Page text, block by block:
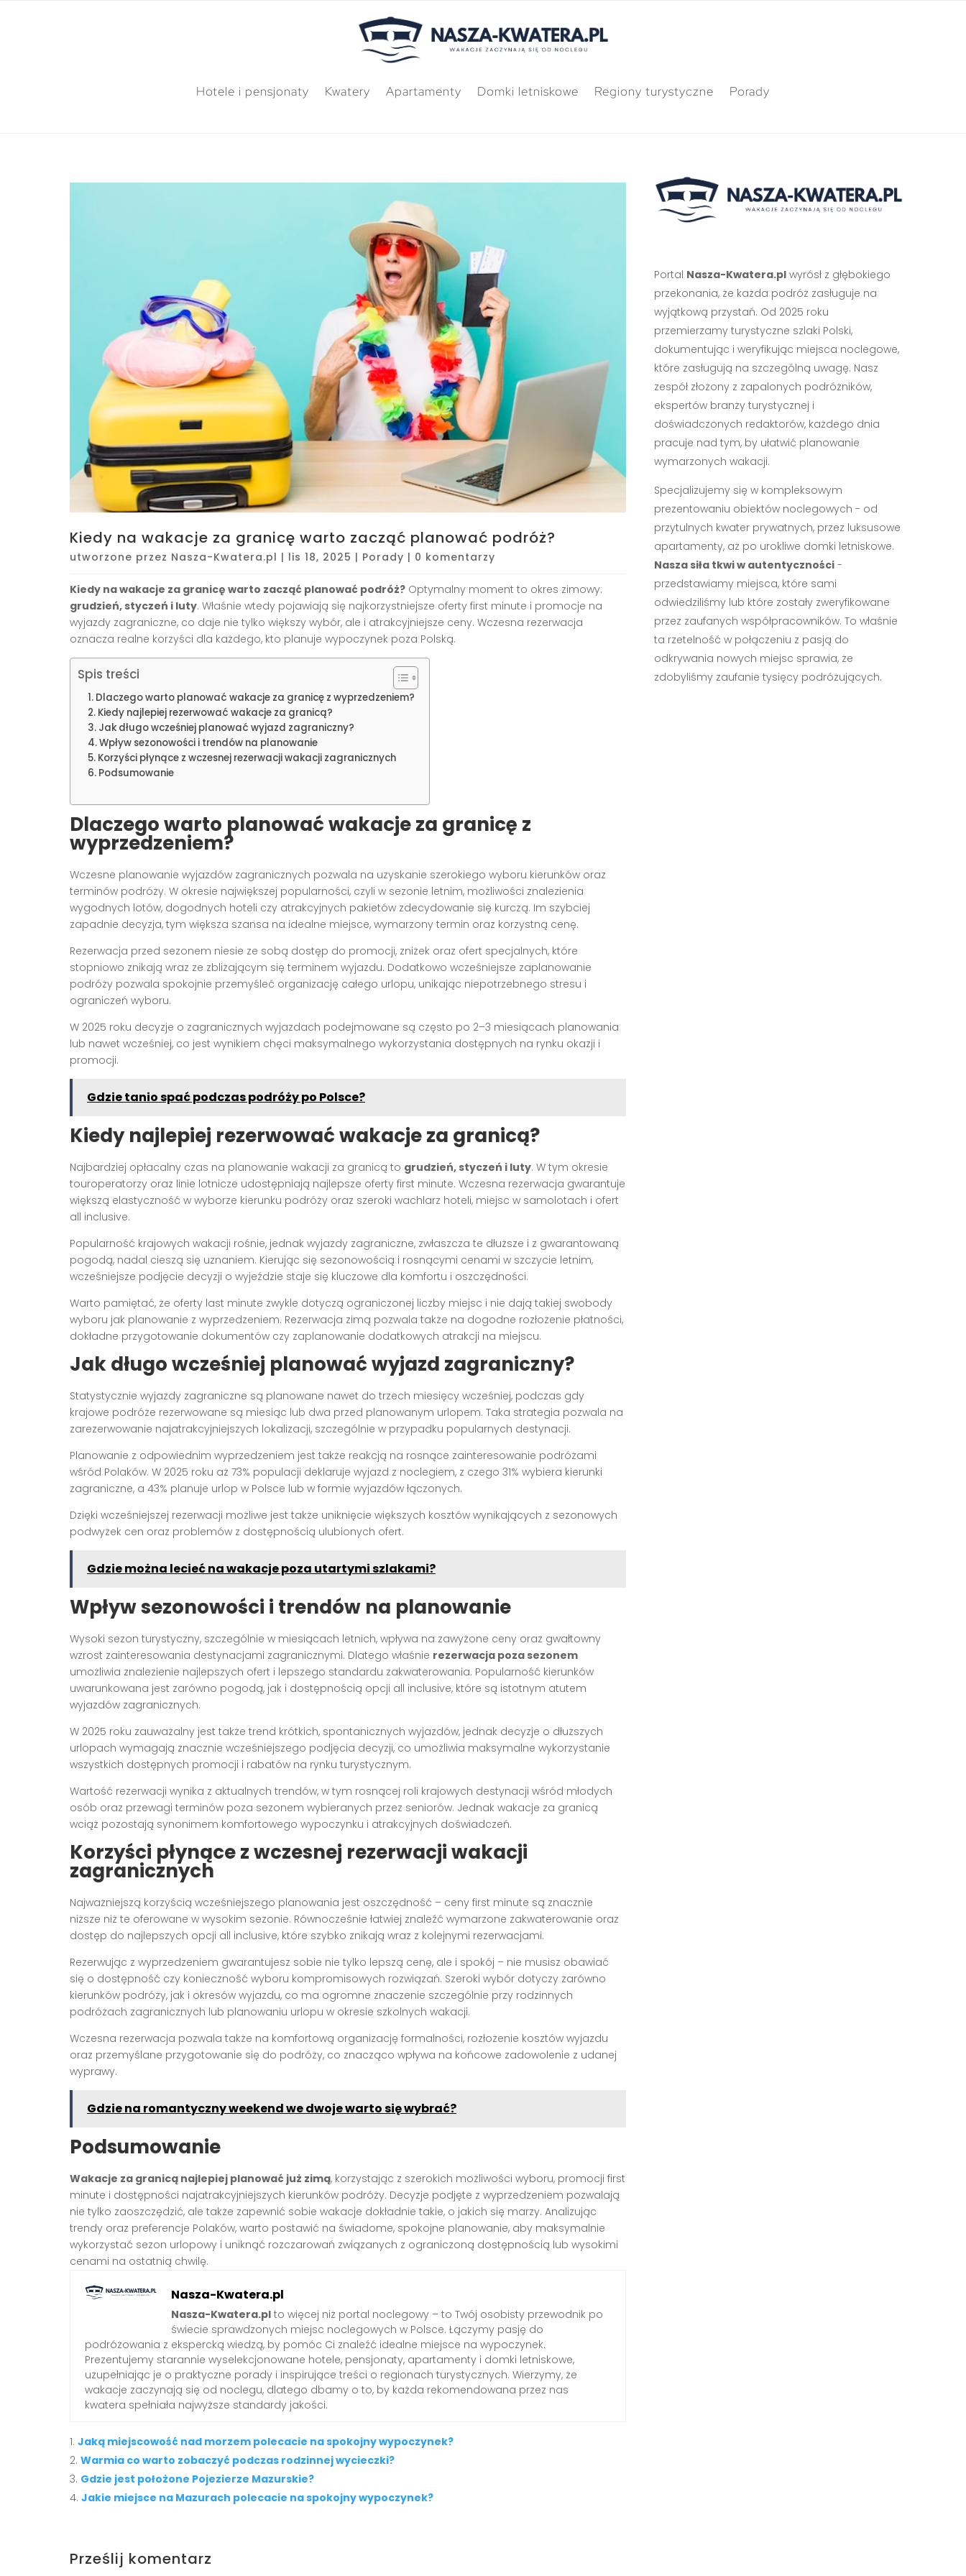
Hotele i pensjonaty Kwatery Apartamenty Domki letniskowe Regiony turystyczne Porady
Kiedy na wakacje za granicę warto zacząć planować podróż?
utworzone przez Nasza-Kwatera.pl | lis 18, 2025 | Porady | 0 komentarzy
Kiedy na wakacje za granicę warto zacząć planować podróż? Optymalny moment to okres zimowy:
grudzień, styczeń i luty. Właśnie wtedy pojawiają się najkorzystniejsze oferty first minute i promocje na
wyjazdy zagraniczne, co daje nie tylko większy wybór, ale i atrakcyjniejsze ceny. Wczesna rezerwacja
oznacza realne korzyści dla każdego, kto planuje wypoczynek poza Polską.
Spis treści
Dlaczego warto planować wakacje za granicę z wyprzedzeniem?
Kiedy najlepiej rezerwować wakacje za granicą?
Jak długo wcześniej planować wyjazd zagraniczny?
Wpływ sezonowości i trendów na planowanie
Korzyści płynące z wczesnej rezerwacji wakacji zagranicznych
Podsumowanie
Dlaczego warto planować wakacje za granicę z
wyprzedzeniem?
Wczesne planowanie wyjazdów zagranicznych pozwala na uzyskanie szerokiego wyboru kierunków oraz
terminów podróży. W okresie największej popularności, czyli w sezonie letnim, możliwości znalezienia
wygodnych lotów, dogodnych hoteli czy atrakcyjnych pakietów zdecydowanie się kurczą. Im szybciej
zapadnie decyzja, tym większa szansa na idealne miejsce, wymarzony termin oraz korzystną cenę.
Rezerwacja przed sezonem niesie ze sobą dostęp do promocji, zniżek oraz ofert specjalnych, które
stopniowo znikają wraz ze zbliżającym się terminem wyjazdu. Dodatkowo wcześniejsze zaplanowanie
podróży pozwala spokojnie przemyśleć organizację całego urlopu, unikając niepotrzebnego stresu i
ograniczeń wyboru.
W 2025 roku decyzje o zagranicznych wyjazdach podejmowane są często po 2–3 miesiącach planowania
lub nawet wcześniej, co jest wynikiem chęci maksymalnego wykorzystania dostępnych na rynku okazji i
promocji.
Gdzie tanio spać podczas podróży po Polsce?
Kiedy najlepiej rezerwować wakacje za granicą?
Najbardziej opłacalny czas na planowanie wakacji za granicą to grudzień, styczeń i luty. W tym okresie
touroperatorzy oraz linie lotnicze udostępniają najlepsze oferty first minute. Wczesna rezerwacja gwarantuje
większą elastyczność w wyborze kierunku podróży oraz szeroki wachlarz hoteli, miejsc w samolotach i ofert
all inclusive.
Popularność krajowych wakacji rośnie, jednak wyjazdy zagraniczne, zwłaszcza te dłuższe i z gwarantowaną
pogodą, nadal cieszą się uznaniem. Kierując się sezonowością i rosnącymi cenami w szczycie letnim,
wcześniejsze podjęcie decyzji o wyjeździe staje się kluczowe dla komfortu i oszczędności.
Warto pamiętać, że oferty last minute zwykle dotyczą ograniczonej liczby miejsc i nie dają takiej swobody
wyboru jak planowanie z wyprzedzeniem. Rezerwacja zimą pozwala także na dogodne rozłożenie płatności,
dokładne przygotowanie dokumentów czy zaplanowanie dodatkowych atrakcji na miejscu.
Jak długo wcześniej planować wyjazd zagraniczny?
Statystycznie wyjazdy zagraniczne są planowane nawet do trzech miesięcy wcześniej, podczas gdy
krajowe podróże rezerwowane są miesiąc lub dwa przed planowanym urlopem. Taka strategia pozwala na
zarezerwowanie najatrakcyjniejszych lokalizacji, szczególnie w przypadku popularnych destynacji.
Planowanie z odpowiednim wyprzedzeniem jest także reakcją na rosnące zainteresowanie podróżami
wśród Polaków. W 2025 roku aż 73% populacji deklaruje wyjazd z noclegiem, z czego 31% wybiera kierunki
zagraniczne, a 43% planuje urlop w Polsce lub w formie wyjazdów łączonych.
Dzięki wcześniejszej rezerwacji możliwe jest także uniknięcie większych kosztów wynikających z sezonowych
podwyżek cen oraz problemów z dostępnością ulubionych ofert.
Gdzie można lecieć na wakacje poza utartymi szlakami?
Wpływ sezonowości i trendów na planowanie
Wysoki sezon turystyczny, szczególnie w miesiącach letnich, wpływa na zawyżone ceny oraz gwałtowny
wzrost zainteresowania destynacjami zagranicznymi. Dlatego właśnie rezerwacja poza sezonem
umożliwia znalezienie najlepszych ofert i lepszego standardu zakwaterowania. Popularność kierunków
uwarunkowana jest zarówno pogodą, jak i dostępnością opcji all inclusive, które są istotnym atutem
wyjazdów zagranicznych.
W 2025 roku zauważalny jest także trend krótkich, spontanicznych wyjazdów, jednak decyzje o dłuższych
urlopach wymagają znacznie wcześniejszego podjęcia decyzji, co umożliwia maksymalne wykorzystanie
wszystkich dostępnych promocji i rabatów na rynku turystycznym.
Wartość rezerwacji wynika z aktualnych trendów, w tym rosnącej roli krajowych destynacji wśród młodych
osób oraz przewagi terminów poza sezonem wybieranych przez seniorów. Jednak wakacje za granicą
wciąż pozostają synonimem komfortowego wypoczynku i atrakcyjnych doświadczeń.
Korzyści płynące z wczesnej rezerwacji wakacji
zagranicznych
Najważniejszą korzyścią wcześniejszego planowania jest oszczędność – ceny first minute są znacznie
niższe niż te oferowane w wysokim sezonie. Równocześnie łatwiej znaleźć wymarzone zakwaterowanie oraz
dostęp do najlepszych opcji all inclusive, które szybko znikają wraz z kolejnymi rezerwacjami.
Rezerwując z wyprzedzeniem gwarantujesz sobie nie tylko lepszą cenę, ale i spokój – nie musisz obawiać
się o dostępność czy konieczność wyboru kompromisowych rozwiązań. Szeroki wybór dotyczy zarówno
kierunków podróży, jak i okresów wyjazdu, co ma ogromne znaczenie szczególnie przy rodzinnych
podróżach zagranicznych lub planowaniu urlopu w okresie szkolnych wakacji.
Wczesna rezerwacja pozwala także na komfortową organizację formalności, rozłożenie kosztów wyjazdu
oraz przemyślane przygotowanie się do podróży, co znacząco wpływa na końcowe zadowolenie z udanej
wyprawy.
Gdzie na romantyczny weekend we dwoje warto się wybrać?
Podsumowanie
Wakacje za granicą najlepiej planować już zimą, korzystając z szerokich możliwości wyboru, promocji first
minute i dostępności najatrakcyjniejszych kierunków podróży. Decyzje podjęte z wyprzedzeniem pozwalają
nie tylko zaoszczędzić, ale także zapewnić sobie wakacje dokładnie takie, o jakich się marzy. Analizując
trendy oraz preferencje Polaków, warto postawić na świadome, spokojne planowanie, aby maksymalnie
wykorzystać sezon urlopowy i uniknąć rozczarowań związanych z ograniczoną dostępnością lub wysokimi
cenami na ostatnią chwilę.
Nasza-Kwatera.pl
Nasza-Kwatera.pl to więcej niż portal noclegowy – to Twój osobisty przewodnik po
świecie sprawdzonych miejsc noclegowych w Polsce. Łączymy pasję do
podróżowania z ekspercką wiedzą, by pomóc Ci znaleźć idealne miejsce na wypoczynek.
Prezentujemy starannie wyselekcjonowane hotele, pensjonaty, apartamenty i domki letniskowe,
uzupełniając je o praktyczne porady i inspirujące treści o regionach turystycznych. Wierzymy, że
wakacje zaczynają się od noclegu, dlatego dbamy o to, by każda rekomendowana przez nas
kwatera spełniała najwyższe standardy jakości.
Jaką miejscowość nad morzem polecacie na spokojny wypoczynek?
Warmia co warto zobaczyć podczas rodzinnej wycieczki?
Gdzie jest położone Pojezierze Mazurskie?
Jakie miejsce na Mazurach polecacie na spokojny wypoczynek?
Prześlij komentarz
Portal Nasza-Kwatera.plwyrósł z głębokiego
przekonania, że każda podróż zasługuje na
wyjątkową przystań. Od 2025 roku
przemierzamy turystyczne szlaki Polski,
dokumentując i weryfikując miejsca noclegowe,
które zasługują na szczególną uwagę. Nasz
zespół złożony z zapalonych podróżników,
ekspertów branży turystycznej i
doświadczonych redaktorów, każdego dnia
pracuje nad tym, by ułatwić planowanie
wymarzonych wakacji.
Specjalizujemy się w kompleksowym
prezentowaniu obiektów noclegowych - od
przytulnych kwater prywatnych, przez luksusowe
apartamenty, aż po urokliwe domki letniskowe.
Nasza siła tkwi w autentyczności-
przedstawiamy miejsca, które sami
odwiedziliśmy lub które zostały zweryfikowane
przez zaufanych współpracowników. To właśnie
ta rzetelność w połączeniu z pasją do
odkrywania nowych miejsc sprawia, że
zdobyliśmy zaufanie tysięcy podróżujących.